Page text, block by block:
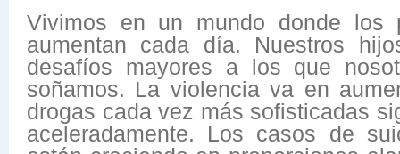
Vivimos en un mundo donde los
aumentan cada día. Nuestros
desafíos mayores a los que
soñamos. La violencia va en
drogas cada vez más sofisticadas
aceleradamente. Los casos de